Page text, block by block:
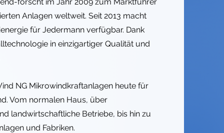
Anlagen weltweit.Seit 2013 macht
für Jedermann verfügbar. Dank
in einzigartiger Qualität und
NG Mikrowindkraftanlagen heute für
Vom normalen Haus, über
landwirtschaftliche Betriebe, bis hin zu
und Fabriken.